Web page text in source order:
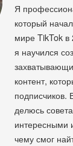
Я
который
мире TikTok в
я научился
контент,
подписчиков.
делюсь
интересными
чему смог